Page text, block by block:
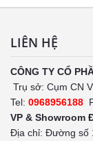
LIÊN HỆ
CÔNG TY CỔ
Trụ sở: Cụm CN
Tel: 0968956188
VP & Showroom
Địa chỉ: Đường số